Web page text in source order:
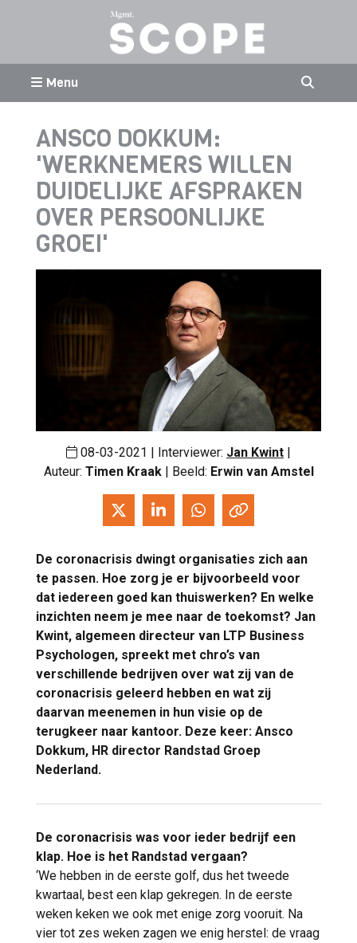
Menu
ANSCO DOKKUM:
'WERKNEMERS WILLEN
DUIDELIJKE AFSPRAKEN
OVER PERSOONLIJKE
GROEI'
08-03-2021 | Interviewer: Jan Kwint |
Auteur: Timen Kraak| Beeld: Erwin van Amstel
De coronacrisis dwingt organisaties zich aan
te passen. Hoe zorg je er bijvoorbeeld voor
dat iedereen goed kan thuiswerken? En welke
inzichten neem je mee naar de toekomst? Jan
Kwint, algemeen directeur van LTP Business
Psychologen, spreekt met chro’s van
verschillende bedrijven over wat zij van de
coronacrisis geleerd hebben en wat zij
daarvan meenemen in hun visie op de
terugkeer naar kantoor. Deze keer: Ansco
Dokkum, HR director Randstad Groep
Nederland.
De coronacrisis was voor ieder bedrijf een
klap. Hoe is het Randstad vergaan?
‘We hebben in de eerste golf, dus het tweede
kwartaal, best een klap gekregen. In de eerste
weken keken we ook met enige zorg vooruit. Na
vier tot zes weken zagen we enig herstel: de vraag